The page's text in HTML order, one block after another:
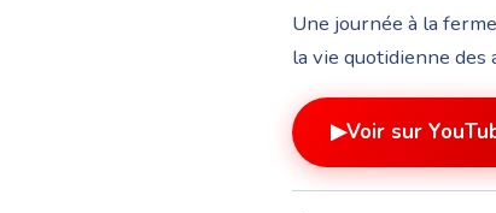
Une journée à la
la vie quotidienne des
▶Voir sur